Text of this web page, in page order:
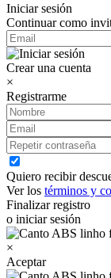
Iniciar sesión
Continuar como
Crear una cuenta
×
Registrarme
Quiero recibir
Ver los términos y
Finalizar registro
o iniciar sesión
×
Aceptar